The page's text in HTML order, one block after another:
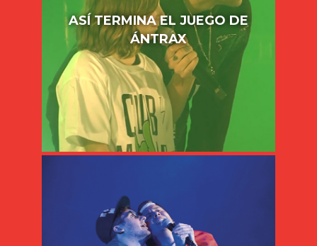
ASÍ TERMINA EL JUEGO DE
ÁNTRAX